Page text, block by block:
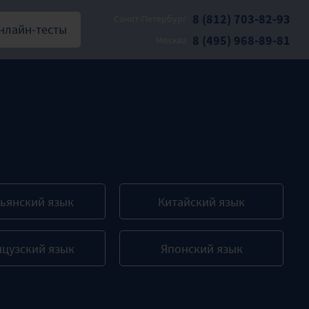
тесты
8 (812) 703-82-93
8 (495) 968-89-81
язык Китайский язык
язык Японский язык